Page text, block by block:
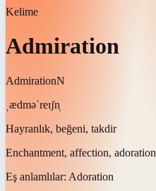
Kelime
Admiration
AdmirationN
ˌædməˈreɪʃn̩
Hayranlık, beğeni, takdir
Enchantment, affection, adoration
Eş anlamlılar: Adoration